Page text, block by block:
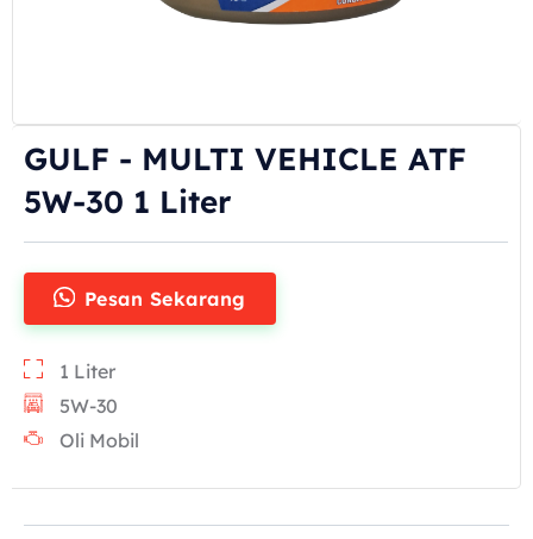
GULF - MULTI VEHICLE ATF
5W-30 1 Liter
Pesan Sekarang
1 Liter
5W-30
Oli Mobil